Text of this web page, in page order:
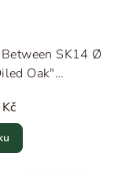
SK14 Ø
Oak"